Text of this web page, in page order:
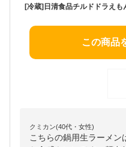
[冷蔵]日清食品チルドドラえ
この商品
クミカン(40代・女性)
こちらの鍋用生ラーメン